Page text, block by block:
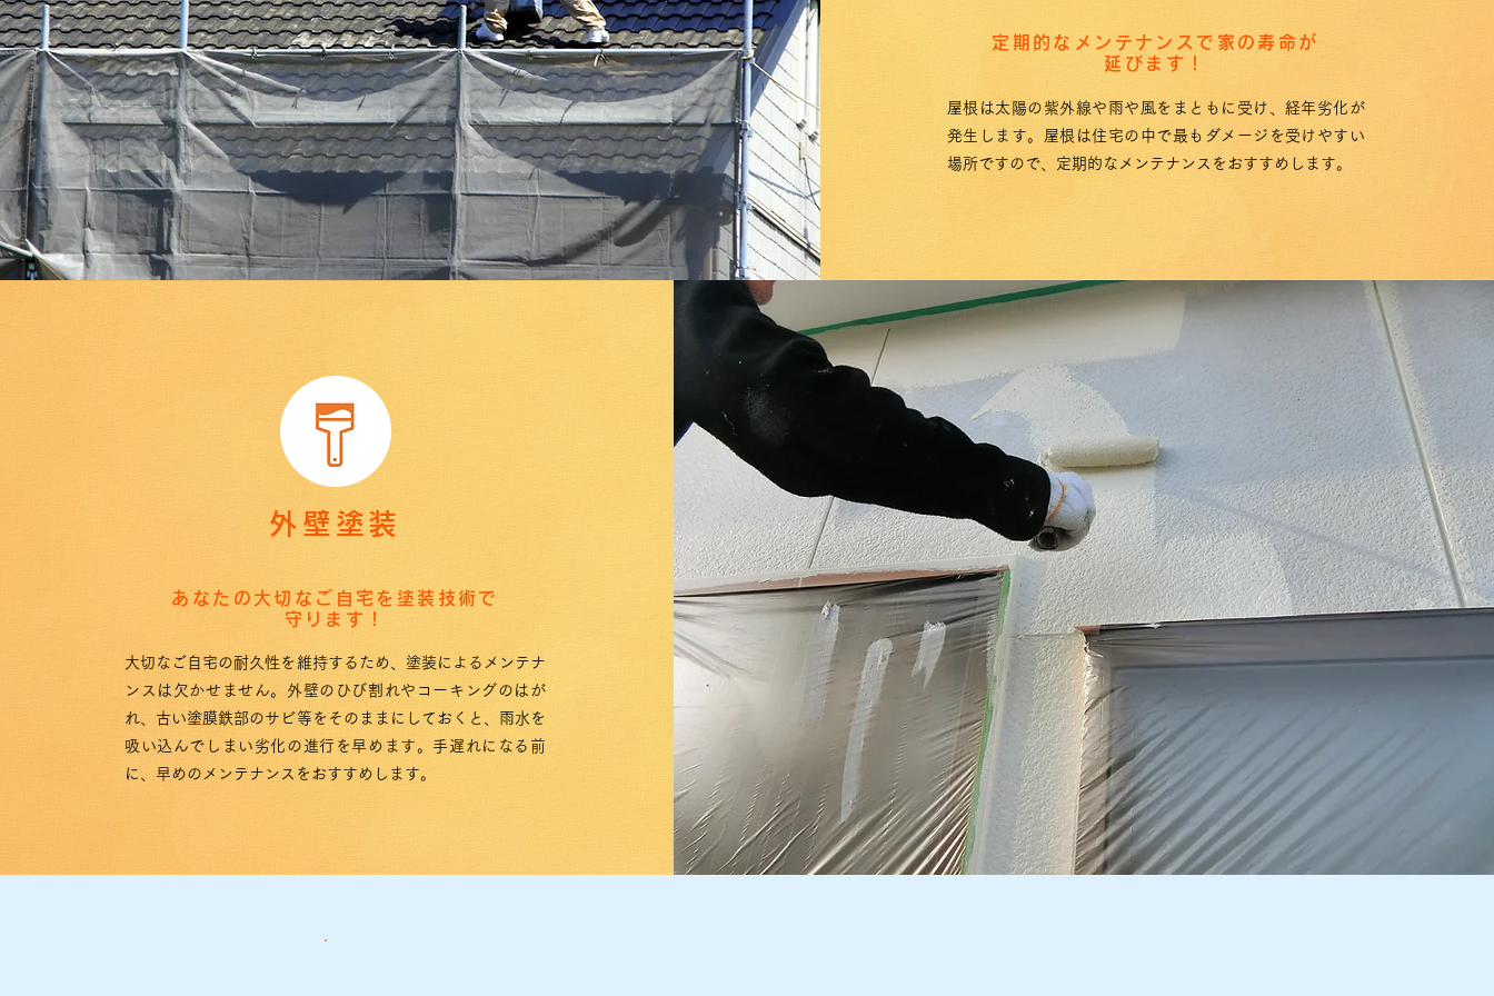
定期的なメンテナンスで家の寿命が
延びます！
屋根は太陽の紫外線や雨や風をまともに受け、経年劣化が
発生します。屋根は住宅の中で最もダメージを受けやすい
場所ですので、定期的なメンテナンスをおすすめします。
外壁塗装
あなたの大切なご自宅を塗装技術で
守ります！
大切なご自宅の耐久性を維持するため、塗装によるメンテナ
ンスは欠かせません。外壁のひび割れやコーキングのはが
れ、古い塗膜鉄部のサビ等をそのままにしておくと、雨水を
吸い込んでしまい劣化の進行を早めます。手遅れになる前
に、早めのメンテナンスをおすすめします。